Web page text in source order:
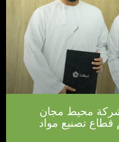
محيط مجان
قطاع تصنيع مواد